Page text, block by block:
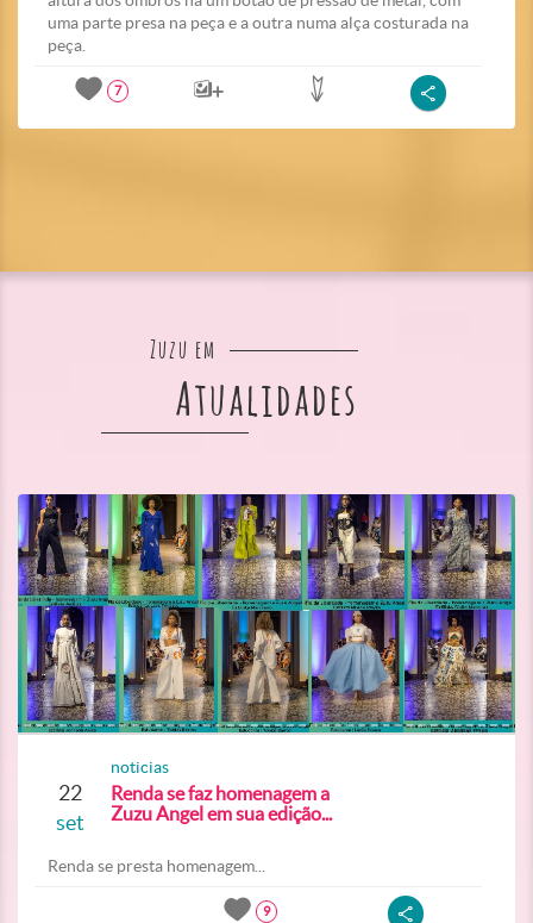
uma parte presa na peça e a outra numa alça costurada na
peça.
7
Zuzu em
Atualidades
22
set
noticias
Renda se faz homenagem a
Zuzu Angel em sua edição...
Renda se presta homenagem...
9